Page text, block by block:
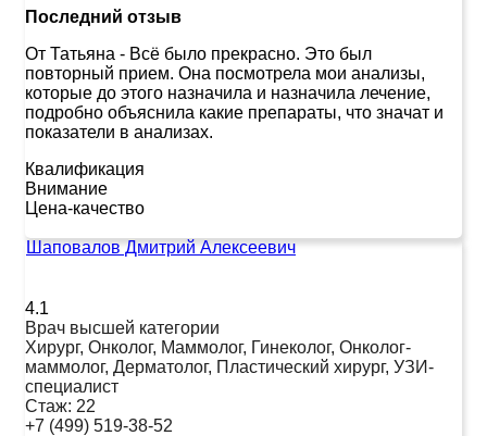
Последний отзыв
От Татьяна - Всё было прекрасно. Это был
повторный прием. Она посмотрела мои анализы,
которые до этого назначила и назначила лечение,
подробно объяснила какие препараты, что значат и
показатели в анализах.
Квалификация
Внимание
Цена-качество
Шаповалов Дмитрий Алексеевич
4.1
Врач высшей категории
Хирург, Онколог, Маммолог, Гинеколог, Онколог-
маммолог, Дерматолог, Пластический хирург, УЗИ-
специалист
Стаж: 22
+7 (499) 519-38-52